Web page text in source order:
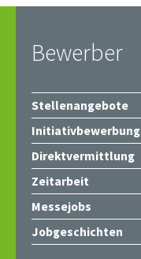
Bewerber
Stellenangebote
Initiativbewerbung
Direktvermittlung
Zeitarbeit
Messejobs
Jobgeschichten